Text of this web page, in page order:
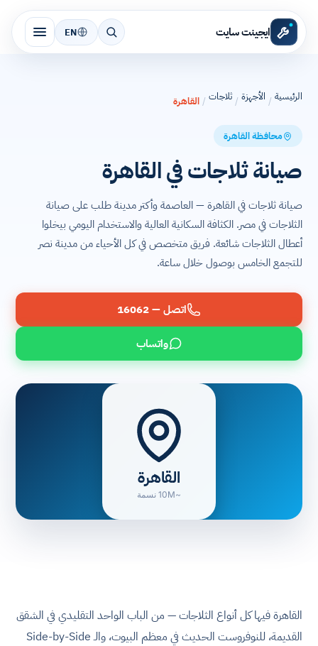
ايجينت سايت EN
الرئيسية / الأجهزة / ثلاجات / القاهرة
محافظة القاهرة
صيانة ثلاجات في القاهرة
صيانة ثلاجات في القاهرة — العاصمة وأكتر مدينة طلب على صيانة
الثلاجات في مصر. الكثافة السكانية العالية والاستخدام اليومي بيخلوا
أعطال الثلاجات شائعة. فريق متخصص في كل الأحياء من مدينة نصر
للتجمع الخامس بوصول خلال ساعة.
اتصل — 16062
واتساب
القاهرة
~10M نسمة
القاهرة فيها كل أنواع الثلاجات — من الباب الواحد التقليدي في الشقق
القديمة، للنوفروست الحديث في معظم البيوت، والـ Side-by-Side